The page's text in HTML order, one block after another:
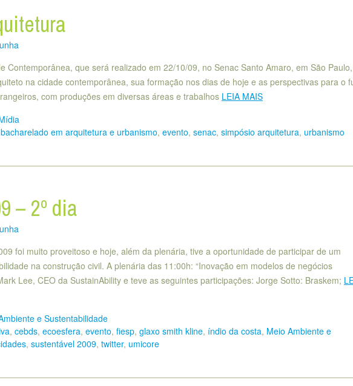
Contemporânea, que será realizado em 22/10/09, no Senac Santo Amaro, em São
na cidade contemporânea, sua formação nos dias de hoje e as perspectivas para o
com produções em diversas áreas e trabalhos LEIA MAIS
bacharelado em arquitetura e urbanismo, evento, senac, simpósio arquitetura, urbanismo
– 2º dia
foi muito proveitoso e hoje, além da plenária, tive a oportunidade de participar de um
na construção civil. A plenária das 11:00h: “Inovação em modelos de negócios
Lee, CEO da SustainAbility e teve as seguintes participações: Jorge Sotto: Braskem;
e Sustentabilidade
, cebds, ecoesfera, evento, fiesp, glaxo smith kline, índio da costa, Meio Ambiente e
, sustentável 2009, twitter, umicore